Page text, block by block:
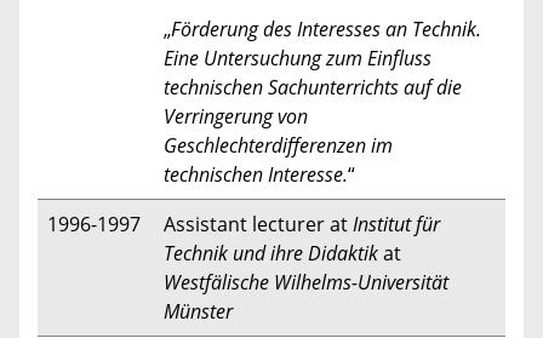
„Förderung des Interesses an Technik.
Eine Untersuchung zum Einfluss
technischen Sachunterrichts auf die
Verringerung von
Geschlechterdifferenzen im
technischen Interesse.“
1996-1997
Assistant lecturer atInstitut für
Technik und ihre Didaktikat
Westfälische Wilhelms-Universität
Münster